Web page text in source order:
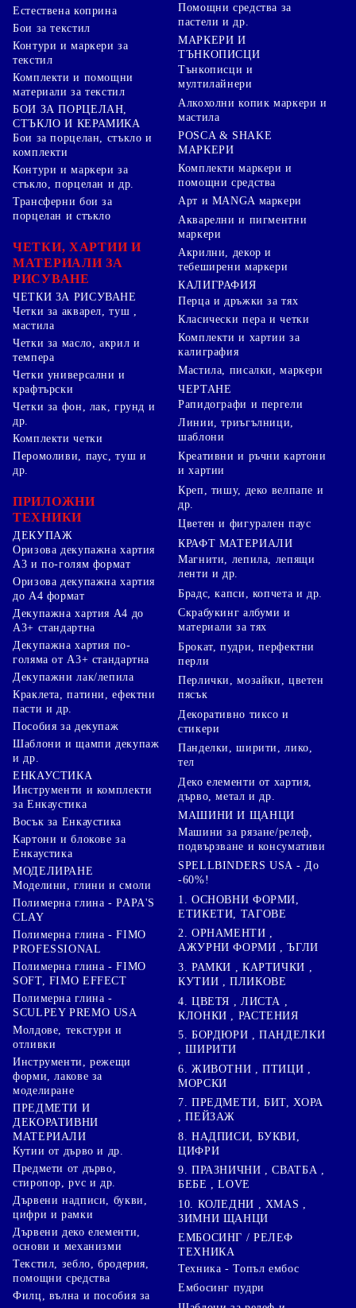
Естествена коприна
Бои за текстил
Контури и маркери за
текстил
Комплекти и помощни
материали за текстил
БОИ ЗА ПОРЦЕЛАН,
СТЪКЛО И КЕРАМИКА
Бои за порцелан, стъкло и
комплекти
Контури и маркери за
стъкло, порцелан и др.
Трансферни бои за
порцелан и стъкло
ЧЕТКИ, ХАРТИИ И
МАТЕРИАЛИ ЗА
РИСУВАНЕ
ЧЕТКИ ЗА РИСУВАНЕ
Четки за акварел, туш ,
мастила
Четки за масло, акрил и
темпера
Четки универсални и
крафтърски
Четки за фон, лак, грунд и
др.
Комплекти четки
Помощни средства за
пастели и др.
МАРКЕРИ И
ТЪНКОПИСЦИ
Тънкописци и
мултилайнери
Алкохолни копик маркери и
мастила
POSCA & SHAKE
МАРКЕРИ
Комплекти маркери и
помощни средства
Арт и MANGA маркери
Акварелни и пигментни
маркери
Акрилни, декор и
тебеширени маркери
КАЛИГРАФИЯ
Перца и дръжки за тях
Класически пера и четки
Комплекти и хартии за
калиграфия
Мастила, писалки, маркери
ЧЕРТАНЕ
Рапидографи и пергели
Линии, триъгълници,
шаблони
Перомоливи, паус, туш и
др.
ПРИЛОЖНИ
ТЕХНИКИ
ДЕКУПАЖ
Оризова декупажна хартия
А3 и по-голям формат
Оризова декупажна хартия
до А4 формат
Декупажна хартия А4 до
А3+ стандартна
Декупажна хартия по-
голяма от А3+ стандартна
Декупажни лак/лепила
Краклета, патини, ефектни
пасти и др.
Пособия за декупаж
Шаблони и щампи декупаж
и др.
ЕНКАУСТИКА
Инструменти и комплекти
за Енкаустика
Восък за Енкаустика
Картони и блокове за
Енкаустика
МОДЕЛИРАНЕ
Моделини, глини и смоли
Полимерна глина - PAPA'S
CLAY
Полимерна глина - FIMO
PROFESSIONAL
Полимерна глина - FIMO
SOFT, FIMO EFFECT
Полимерна глина -
SCULPEY PREMO USA
Молдове, текстури и
отливки
Инструменти, режещи
форми, лакове за
моделиране
ПРЕДМЕТИ И
ДЕКОРАТИВНИ
МАТЕРИАЛИ
Кутии от дърво и др.
Предмети от дърво,
стиропор, pvc и др.
Дървени надписи, букви,
цифри и рамки
Дървени деко елементи,
основи и механизми
Текстил, зебло, бродерия,
помощни средства
Филц, вълна и пособия за
Креативни и ръчни картони
и хартии
Креп, тишу, деко велпапе и
др.
Цветен и фигурален паус
КРАФТ МАТЕРИАЛИ
Магнити, лепила, лепящи
ленти и др.
Брадс, капси, копчета и др.
Скрабукинг албуми и
материали за тях
Брокат, пудри, перфектни
перли
Перлички, мозайки, цветен
пясък
Декоративно тиксо и
стикери
Панделки, ширити, лико,
тел
Деко елементи от хартия,
дърво, метал и др.
МАШИНИ И ЩАНЦИ
Машини за рязане/релеф,
подвързване и консумативи
SPELLBINDERS USA - До
-60%!
1. ОСНОВНИ ФОРМИ,
ЕТИКЕТИ, ТАГОВЕ
2. ОРНАМЕНТИ ,
АЖУРНИ ФОРМИ , ЪГЛИ
3. РАМКИ , КАРТИЧКИ ,
КУТИИ , ПЛИКОВЕ
4. ЦВЕТЯ , ЛИСТА ,
КЛОНКИ , РАСТЕНИЯ
5. БОРДЮРИ , ПАНДЕЛКИ
, ШИРИТИ
6. ЖИВОТНИ , ПТИЦИ ,
МОРСКИ
7. ПРЕДМЕТИ, БИТ, ХОРА
, ПЕЙЗАЖ
8. НАДПИСИ, БУКВИ,
ЦИФРИ
9. ПРАЗНИЧНИ , СВАТБА ,
БЕБЕ , LOVE
10. КОЛЕДНИ , XMAS ,
ЗИМНИ ЩАНЦИ
ЕМБОСИНГ / РЕЛЕФ
ТЕХНИКА
Техника - Топъл ембос
Ембосинг пудри